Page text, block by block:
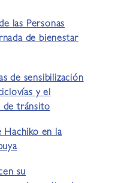
las Personas
de bienestar
de sensibilización
y el
de tránsito
Hachiko en la
su